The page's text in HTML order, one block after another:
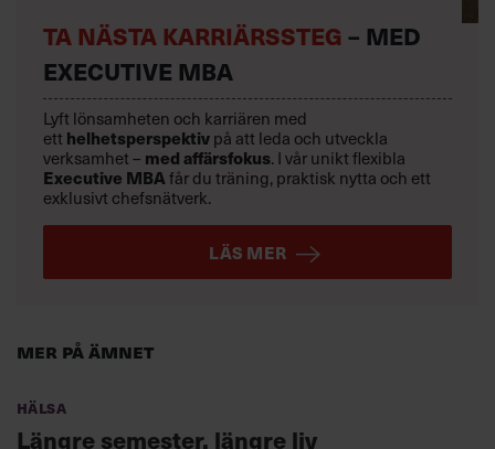
Mer på ämnet
Hälsa
Längre semester, längre liv
TA NÄSTA KARRIÄRSSTEG – MED
EXECUTIVE MBA
Lyft lönsamheten och karriären med
ett helhetsperspektiv på att leda och utveckla
verksamhet – med affärsfokus. I vår unikt flexibla
Executive MBAfår du träning, praktisk nytta och ett
exklusivt chefsnätverk.
LÄS MER